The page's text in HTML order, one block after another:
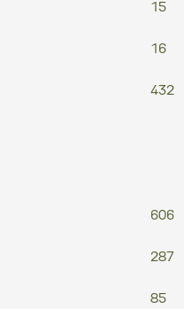
15
16
432
606
287
85